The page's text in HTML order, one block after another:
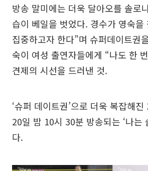
방송 말미에는 더욱 달아오를 솔로
습이 베일을 벗었다. 경수가 영숙을
집중하고자 한다”며 슈퍼데이트권
숙이 여성 출연자들에게 “나도 한
견제의 시선을 드러낸 것.
‘슈퍼 데이트권’으로 더욱 복잡해
20일 밤 10시 30분 방송되는 ‘나는
다.